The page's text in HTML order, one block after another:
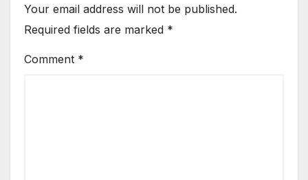
Your email address will not be published.
Required fields are marked *
Comment *